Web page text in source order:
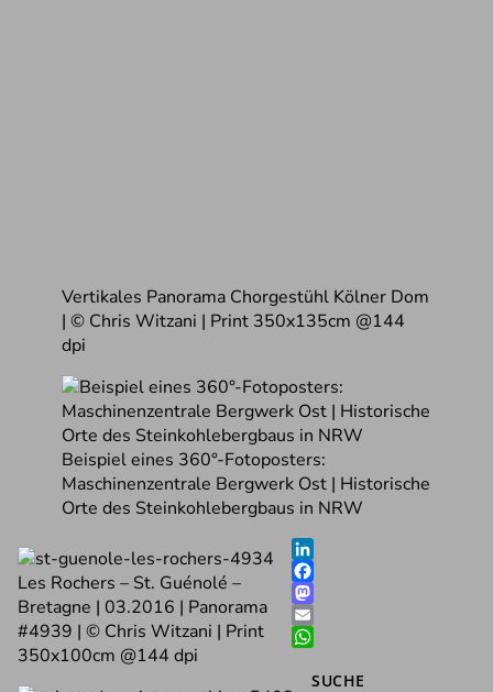
Vertikales Panorama Chorgestühl Kölner Dom
| © Chris Witzani | Print 350x135cm @144
dpi
Beispiel eines 360°-Fotoposters:
Maschinenzentrale Bergwerk Ost | Historische
Orte des Steinkohlebergbaus in NRW
Les Rochers – St. Guénolé –
Bretagne | 03.2016 | Panorama
#4939 | © Chris Witzani | Print
350x100cm @144 dpi
LinkedIn
Facebook
Mastodon
Email
SUCHE